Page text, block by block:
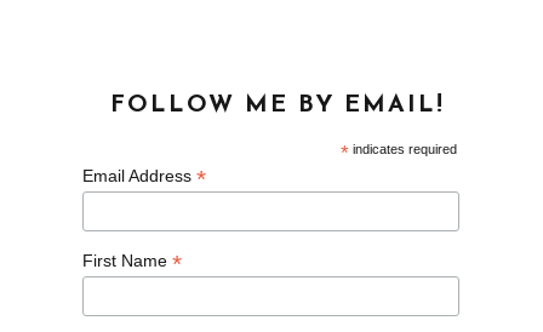
FOLLOW ME BY EMAIL!
*indicates required
Email Address*
First Name*